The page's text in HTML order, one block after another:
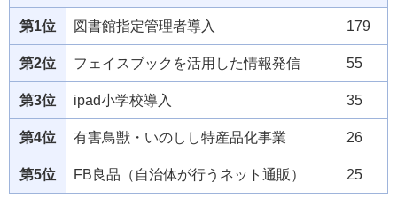
第1位 図書館指定管理者導入 179
第2位 フェイスブックを活用した情報発信 55
第3位 ipad小学校導入 35
第4位 有害鳥獣・いのしし特産品化事業 26
第5位 FB良品（自治体が行うネット通販） 25